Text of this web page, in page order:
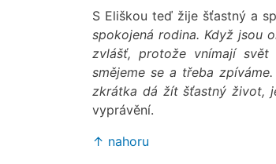
S Eliškou teď žije šťastný a
spokojená rodina. Když jsou
zvlášť, protože vnímají svět
smějeme se a třeba
zkrátka dá žít šťastný život,
vyprávění.
↑ nahoru